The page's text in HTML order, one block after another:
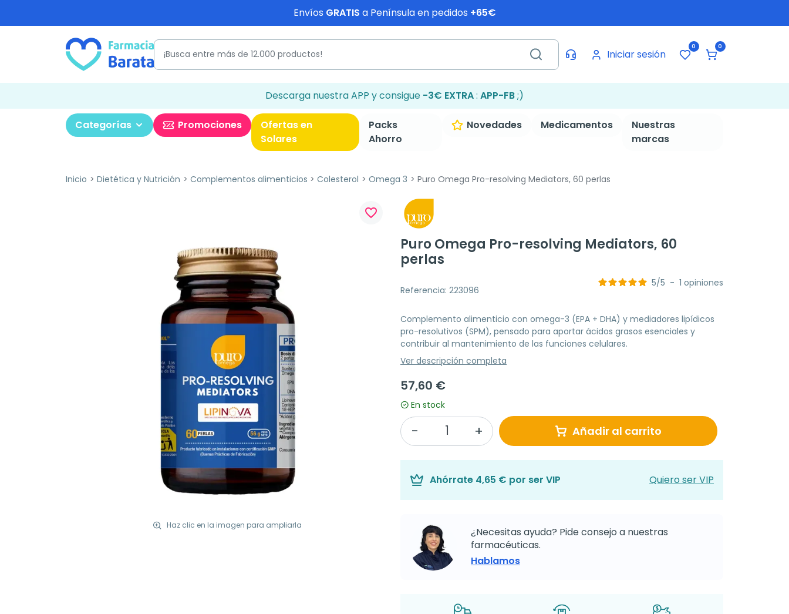
Envíos GRATIS a Península en pedidos +65€
Iniciar sesión
0 0
Descarga nuestra APP y consigue -3€ EXTRA: APP-FB;)
Categorías Promociones
Ofertas en
Solares
Packs
Ahorro
Novedades Medicamentos
Nuestras
marcas
Inicio Dietética y Nutrición Complementos alimenticios Colesterol Omega 3 Puro Omega Pro-resolving Mediators, 60 perlas
Haz clic en la imagen para ampliarla
favorite_border
Puro Omega Pro-resolving Mediators, 60
perlas
Referencia: 223096
5/5 - 1 opiniones
Complemento alimenticio con omega-3 (EPA + DHA) y mediadores lipídicos
pro-resolutivos (SPM), pensado para aportar ácidos grasos esenciales y
contribuir al mantenimiento de las funciones celulares.
Ver descripción completa
57,60 €
En stock
Añadir al carrito
Ahórrate 4,65 € por ser VIP Quiero ser VIP
¿Necesitas ayuda? Pide consejo a nuestras
farmacéuticas.
Hablamos